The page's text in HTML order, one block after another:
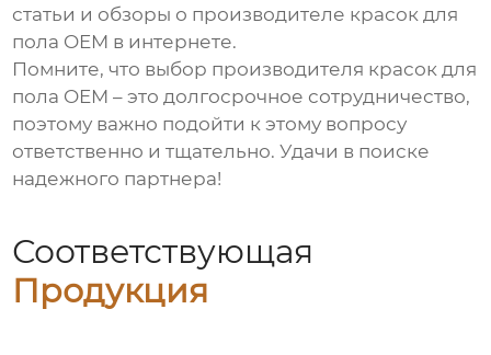
статьи и обзоры о производителе красок для
пола OEM в интернете.
Помните, что выбор производителя красок для
пола OEM – это долгосрочное сотрудничество,
поэтому важно подойти к этому вопросу
ответственно и тщательно. Удачи в поиске
надежного партнера!
Соответствующая
Продукция